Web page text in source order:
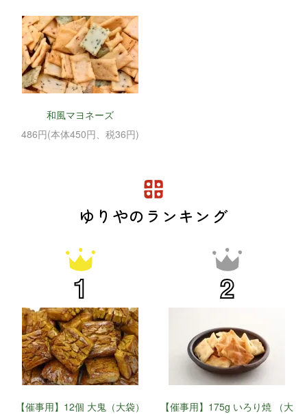
和風マヨネーズ
486円(本体450円、税36円)
ゆりやのランキング
1
【催事用】12個 大鬼（大袋）
2
【催事用】175g いろり焼 （大